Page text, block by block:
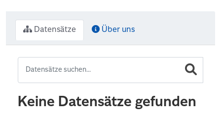
Datensätze Über uns
Keine Datensätze gefunden